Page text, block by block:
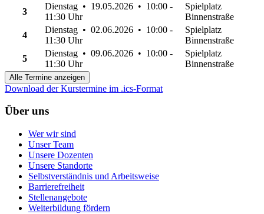
3
Dienstag • 19.05.2026 • 10:00 -
11:30 Uhr
Spielplatz
Binnenstraße
4
Dienstag • 02.06.2026 • 10:00 -
11:30 Uhr
Spielplatz
Binnenstraße
5
Dienstag • 09.06.2026 • 10:00 -
11:30 Uhr
Spielplatz
Binnenstraße
Alle Termine anzeigen
Download der Kurstermine im .ics-Format
Über uns
Wer wir sind
Unser Team
Unsere Dozenten
Unsere Standorte
Selbstverständnis und Arbeitsweise
Barrierefreiheit
Stellenangebote
Weiterbildung fördern